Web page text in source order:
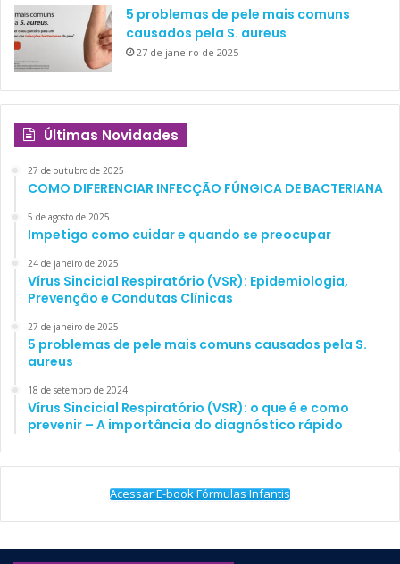
5 problemas de pele mais comuns
causados pela S. aureus
27 de janeiro de 2025
Últimas Novidades
27 de outubro de 2025
COMO DIFERENCIAR INFECÇÃO FÚNGICA DE BACTERIANA
5 de agosto de 2025
Impetigo como cuidar e quando se preocupar
24 de janeiro de 2025
Vírus Sincicial Respiratório (VSR): Epidemiologia,
Prevenção e Condutas Clínicas
27 de janeiro de 2025
5 problemas de pele mais comuns causados pela S.
aureus
18 de setembro de 2024
Vírus Sincicial Respiratório (VSR): o que é e como
prevenir – A importância do diagnóstico rápido
Acessar E-book Fórmulas Infantis